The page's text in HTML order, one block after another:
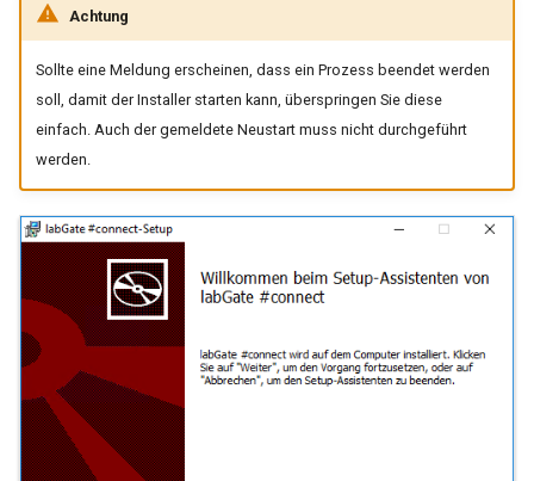
Achtung
Sollte eine Meldung erscheinen, dass ein Prozess beendet werden
soll, damit der Installer starten kann, überspringen Sie diese
einfach. Auch der gemeldete Neustart muss nicht durchgeführt
werden.